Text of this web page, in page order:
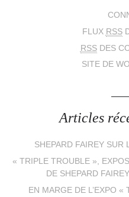
FLUX RSS
RSSDES
SITE DE
Articles
SHEPARD FAIREY SUR
« TRIPLE TROUBLE »,
DE SHEPARD
EN MARGE DE L’EXPO